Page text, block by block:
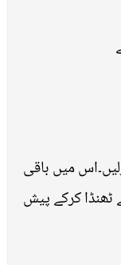
میں باقی
ٹھنڈا کرکے پیش